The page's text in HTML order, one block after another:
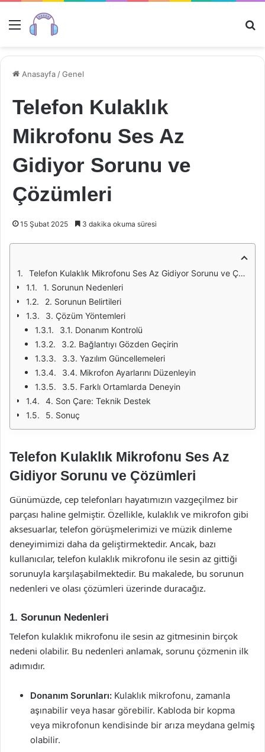
Menü
Anasayfa /Genel
Telefon Kulaklık
Mikrofonu Ses Az
Gidiyor Sorunu ve
Çözümleri
15 Şubat 2025 3 dakika okuma süresi
Telefon Kulaklık Mikrofonu Ses Az Gidiyor Sorunu ve Çözümleri
1. Sorunun Nedenleri
2. Sorunun Belirtileri
3. Çözüm Yöntemleri
3.1. Donanım Kontrolü
3.2. Bağlantıyı Gözden Geçirin
3.3. Yazılım Güncellemeleri
3.4. Mikrofon Ayarlarını Düzenleyin
3.5. Farklı Ortamlarda Deneyin
4. Son Çare: Teknik Destek
5. Sonuç
Telefon Kulaklık Mikrofonu Ses Az
Gidiyor Sorunu ve Çözümleri
Günümüzde, cep telefonları hayatımızın vazgeçilmez bir
parçası haline gelmiştir. Özellikle, kulaklık ve mikrofon gibi
aksesuarlar, telefon görüşmelerimizi ve müzik dinleme
deneyimimizi daha da geliştirmektedir. Ancak, bazı
kullanıcılar, telefon kulaklık mikrofonu ile sesin az gittiği
sorunuyla karşılaşabilmektedir. Bu makalede, bu sorunun
nedenleri ve olası çözümleri üzerinde duracağız.
1. Sorunun Nedenleri
Telefon kulaklık mikrofonu ile sesin az gitmesinin birçok
nedeni olabilir. Bu nedenleri anlamak, sorunu çözmenin ilk
adımıdır.
Donanım Sorunları: Kulaklık mikrofonu, zamanla
aşınabilir veya hasar görebilir. Kabloda bir kopma
veya mikrofonun kendisinde bir arıza meydana gelmiş
olabilir.